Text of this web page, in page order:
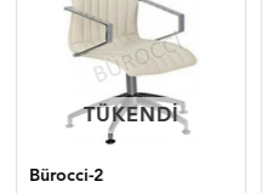
TÜKENDI
TÜKENDI
Bürocci-2